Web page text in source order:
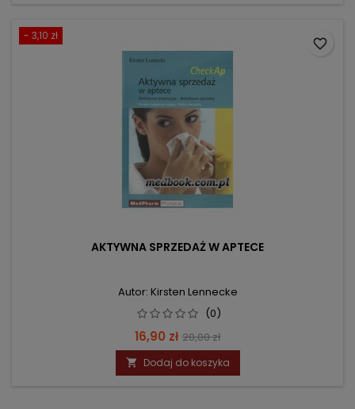
- 3,10 zł
AKTYWNA SPRZEDAŻ W APTECE
Autor: Kirsten Lennecke
(0)
Cena
16,90 zł Cena
podstawowa
20,00 zł
 Dodaj do koszyka
favorite_border